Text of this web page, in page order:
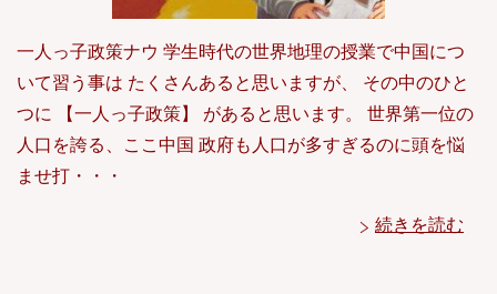
一人っ子政策ナウ 学生時代の世界地理の授業で中国につ
いて習う事は たくさんあると思いますが、 その中のひと
つに 【一人っ子政策】 があると思います。 世界第一位の
人口を誇る、ここ中国 政府も人口が多すぎるのに頭を悩
ませ打・・・
続きを読む